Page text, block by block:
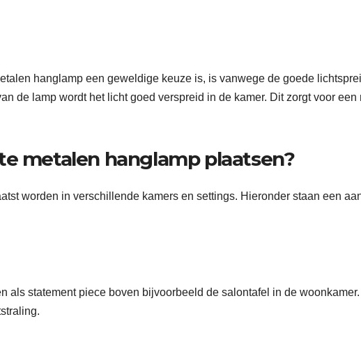
hanglamp een geweldige keuze is, is vanwege de goede
de lamp wordt het licht goed verspreid in de kamer. Dit zorgt voor een
metalen hanglamp plaatsen?
worden in verschillende kamers en settings. Hieronder staan een
als statement piece boven bijvoorbeeld de salontafel in de